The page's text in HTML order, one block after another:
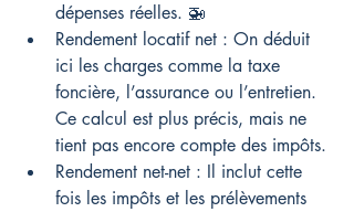
dépenses réelles. 🚁
Rendement locatif net : On déduit
ici les charges comme la taxe
foncière, l’assurance ou l’entretien.
Ce calcul est plus précis, mais ne
tient pas encore compte des impôts.
Rendement net-net : Il inclut cette
fois les impôts et les prélèvements